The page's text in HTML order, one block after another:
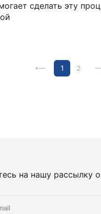
сделать эту
1 2
на нашу рассылку